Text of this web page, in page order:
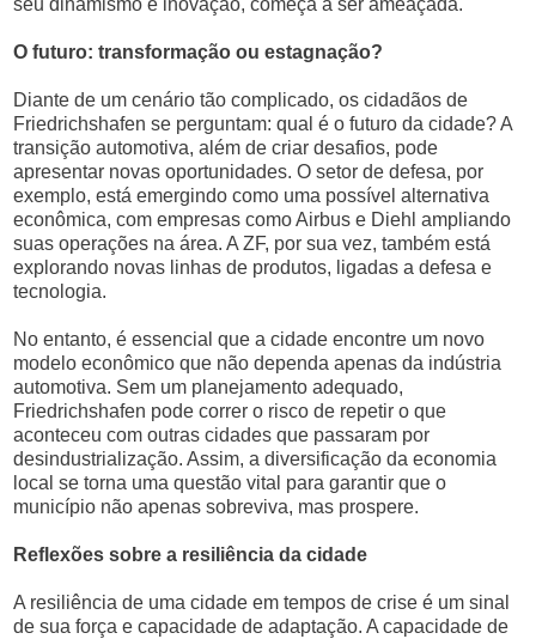
seu dinamismo e inovação, começa a ser ameaçada.
O futuro: transformação ou estagnação?
Diante de um cenário tão complicado, os cidadãos de
Friedrichshafen se perguntam: qual é o futuro da cidade? A
transição automotiva, além de criar desafios, pode
apresentar novas oportunidades. O setor de defesa, por
exemplo, está emergindo como uma possível alternativa
econômica, com empresas como Airbus e Diehl ampliando
suas operações na área. A ZF, por sua vez, também está
explorando novas linhas de produtos, ligadas a defesa e
tecnologia.
No entanto, é essencial que a cidade encontre um novo
modelo econômico que não dependa apenas da indústria
automotiva. Sem um planejamento adequado,
Friedrichshafen pode correr o risco de repetir o que
aconteceu com outras cidades que passaram por
desindustrialização. Assim, a diversificação da economia
local se torna uma questão vital para garantir que o
município não apenas sobreviva, mas prospere.
Reflexões sobre a resiliência da cidade
A resiliência de uma cidade em tempos de crise é um sinal
de sua força e capacidade de adaptação. A capacidade de